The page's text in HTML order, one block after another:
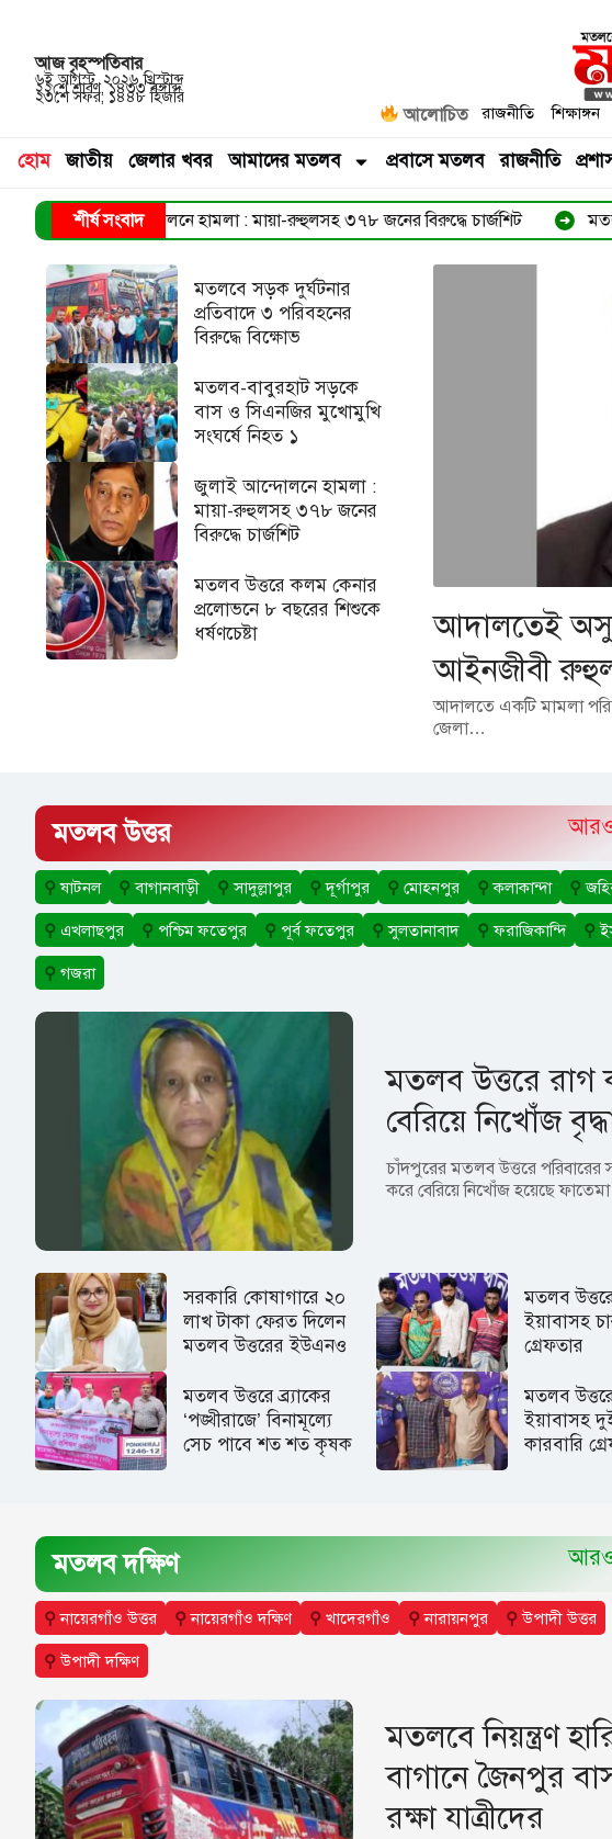
আজবৃহস্পতিবার
৬ই আগস্ট, ২০২৬ খ্রিস্টাব্দ
২২শে শ্রাবণ, ১৪৩৩ বঙ্গাব্দ
২৩শে সফর, ১৪৪৮ হিজরি
আলোচিত রাজনীতি শিক্ষাঙ্গন
হোম জাতীয় জেলার খবর আমাদের মতলব প্রবাসে মতলব রাজনীতি
শীর্ষ সংবাদ
হামলা : মায়া-রুহুলসহ ৩৭৮ জনের বিরুদ্ধে চার্জশিট ➜ মতলব উত্তরে কলম কেনার
মতলবে সড়ক দুর্ঘটনার
প্রতিবাদে ৩ পরিবহনের
বিরুদ্ধে বিক্ষোভ
মতলব-বাবুরহাট সড়কে
বাস ও সিএনজির মুখোমুখি
সংঘর্ষে নিহত ১
জুলাই আন্দোলনে হামলা :
মায়া-রুহুলসহ ৩৭৮ জনের
বিরুদ্ধে চার্জশিট
মতলব উত্তরে কলম কেনার
প্রলোভনে ৮ বছরের শিশুকে
ধর্ষণচেষ্টা
আদালতেই
আইনজীবী
আদালতে একটি মামলা
জেলা…
মতলব উত্তর
⚲ ষাটনল ⚲ বাগানবাড়ী ⚲ সাদুল্লাপুর ⚲ দূর্গাপুর ⚲ মোহনপুর ⚲কলাকান্দা ⚲
⚲ এখলাছপুর ⚲ পশ্চিম ফতেপুর ⚲ পূর্ব ফতেপুর ⚲ সুলতানাবাদ ⚲ ফরাজিকান্দি ⚲
⚲ গজরা
মতলব উত্তরে রাগ
বেরিয়ে নিখোঁজ
চাঁদপুরের মতলব উত্তরে পরিবারের
করে বেরিয়ে নিখোঁজ হয়েছে
সরকারি কোষাগারে ২০
লাখ টাকা ফেরত দিলেন
মতলব উত্তরের ইউএনও
মতলব
ইয়াবাসহ
গ্রেফতার
মতলব উত্তরে ব্র্যাকের
‘পঙ্খীরাজে’ বিনামূল্যে
সেচ পাবে শত শত কৃষক
মতলব
ইয়াবাসহ
কারবারি
মতলব দক্ষিণ
⚲নায়েরগাঁও উত্তর ⚲নায়েরগাঁও দক্ষিণ ⚲ খাদেরগাঁও ⚲নারায়নপুর ⚲উপাদী উত্তর
⚲উপাদী দক্ষিণ
মতলবে নিয়ন্ত্রণ
বাগানে জৈনপুর
রক্ষা যাত্রীদের